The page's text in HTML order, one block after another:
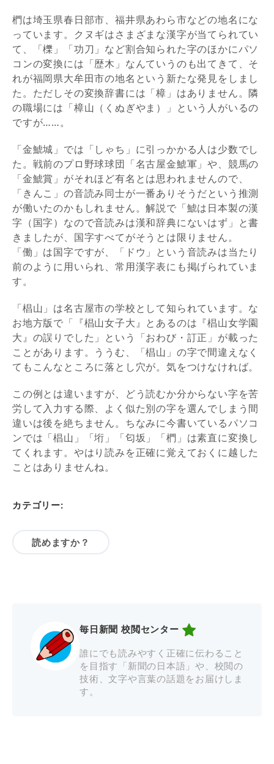
椚は埼玉県春日部市、福井県あわら市などの地名にな
っています。クヌギはさまざまな漢字が当てられてい
て、「櫟」「功刀」など割合知られた字のほかにパソ
コンの変換には「歴木」なんていうのも出てきて、そ
れが福岡県大牟田市の地名という新たな発見をしまし
た。ただしその変換辞書には「樟」はありません。隣
の職場には「樟山（くぬぎやま）」という人がいるの
ですが……。
「金鯱城」では「しゃち」に引っかかる人は少数でし
た。戦前のプロ野球球団「名古屋金鯱軍」や、競馬の
「金鯱賞」がそれほど有名とは思われませんので、
「きんこ」の音読み同士が一番ありそうだという推測
が働いたのかもしれません。解説で「鯱は日本製の漢
字（国字）なので音読みは漢和辞典にないはず」と書
きましたが、国字すべてがそうとは限りません。
「働」は国字ですが、「ドウ」という音読みは当たり
前のように用いられ、常用漢字表にも掲げられていま
す。
「椙山」は名古屋市の学校として知られています。な
お地方版で「『椙山女子大』とあるのは『椙山女学園
大』の誤りでした」という「おわび・訂正」が載った
ことがあります。ううむ、「椙山」の字で間違えなく
てもこんなところに落とし穴が。気をつけなければ。
この例とは違いますが、どう読むか分からない字を苦
労して入力する際、よく似た別の字を選んでしまう間
違いは後を絶ちません。ちなみに今書いているパソコ
ンでは「椙山」「垳」「匂坂」「椚」は素直に変換し
てくれます。やはり読みを正確に覚えておくに越した
ことはありませんね。
カテゴリー:
読めますか？
毎日新聞 校閲センター
誰にでも読みやすく正確に伝わること
を目指す「新聞の日本語」や、校閲の
技術、文字や言葉の話題をお届けしま
す。